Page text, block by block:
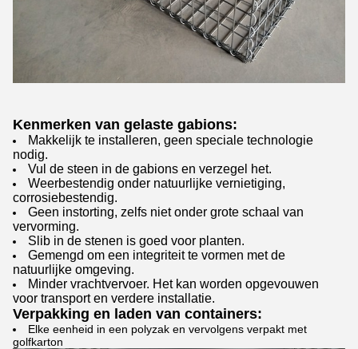
Kenmerken van gelaste gabions:
Makkelijk te installeren, geen speciale technologie
nodig.
Vul de steen in de gabions en verzegel het.
Weerbestendig onder natuurlijke vernietiging,
corrosiebestendig.
Geen instorting, zelfs niet onder grote schaal van
vervorming.
Slib in de stenen is goed voor planten.
Gemengd om een integriteit te vormen met de
natuurlijke omgeving.
Minder vrachtvervoer. Het kan worden opgevouwen
voor transport en verdere installatie.
Verpakking en laden van containers:
Elke eenheid in een polyzak en vervolgens verpakt met
golfkarton